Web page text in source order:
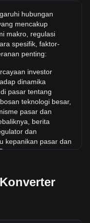
sepanjang
1 ONDO di HKD
nilai 1
saat ini.
(ONDO) telah turun
nilai tukar Ondo
Dolar Hong
hubungan
mencakup
makro, regulasi
spesifik, faktor-
penting:
investor
dinamika
pasar tentang
teknologi besar,
pasar dan
berita
dan
kepanikan pasar dan
langsung pada
menentukan nilainya
dolar AS.